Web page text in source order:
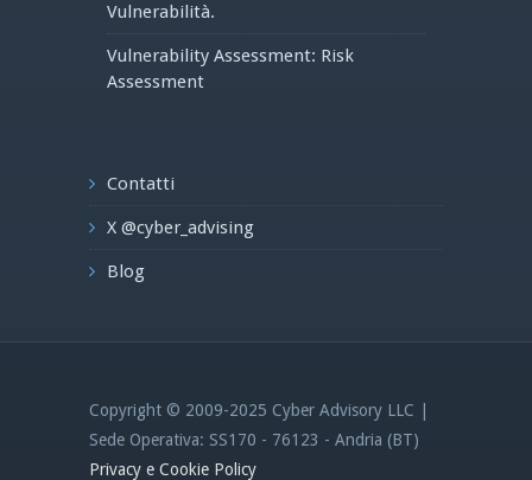
Vulnerabilità.
Vulnerability Assessment: Risk
Assessment
Contatti
X @cyber_advising
Blog
Copyright © 2009-2025 Cyber Advisory LLC |
Sede Operativa: SS170 - 76123 - Andria (BT)
Privacy e Cookie Policy